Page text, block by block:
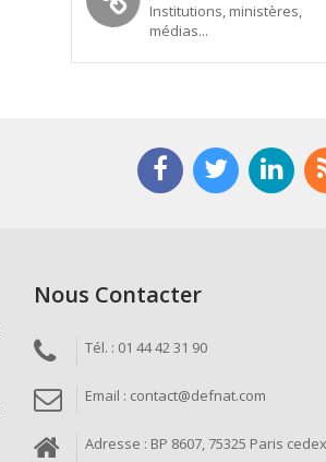
Institutions, ministères,
médias...
Nous Contacter
Tél. : 01 44 42 31 90
Email : contact@defnat.com
Adresse : BP 8607, 75325 Paris